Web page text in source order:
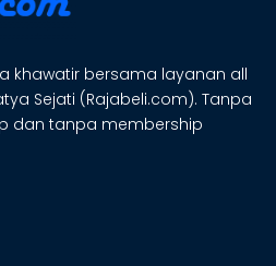
khawatir bersama layanan all
Sejati (Rajabeli.com). Tanpa
dan tanpa membership